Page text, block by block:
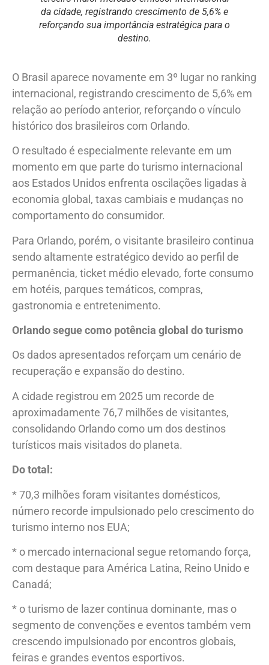
da cidade, registrando crescimento de 5,6% e
reforçando sua importância estratégica para o
destino.
O Brasil aparece novamente em 3º lugar no ranking
internacional, registrando crescimento de 5,6% em
relação ao período anterior, reforçando o vínculo
histórico dos brasileiros com Orlando.
O resultado é especialmente relevante em um
momento em que parte do turismo internacional
aos Estados Unidos enfrenta oscilações ligadas à
economia global, taxas cambiais e mudanças no
comportamento do consumidor.
Para Orlando, porém, o visitante brasileiro continua
sendo altamente estratégico devido ao perfil de
permanência, ticket médio elevado, forte consumo
em hotéis, parques temáticos, compras,
gastronomia e entretenimento.
Orlando segue como potência global do turismo
Os dados apresentados reforçam um cenário de
recuperação e expansão do destino.
A cidade registrou em 2025 um recorde de
aproximadamente 76,7 milhões de visitantes,
consolidando Orlando como um dos destinos
turísticos mais visitados do planeta.
Do total:
* 70,3 milhões foram visitantes domésticos,
número recorde impulsionado pelo crescimento do
turismo interno nos EUA;
* o mercado internacional segue retomando força,
com destaque para América Latina, Reino Unido e
Canadá;
* o turismo de lazer continua dominante, mas o
segmento de convenções e eventos também vem
crescendo impulsionado por encontros globais,
feiras e grandes eventos esportivos.